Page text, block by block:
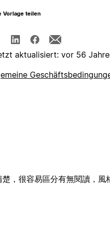
Vorlage teilen
aktualisiert: vor 56
，很容易區分有無閱讀，風